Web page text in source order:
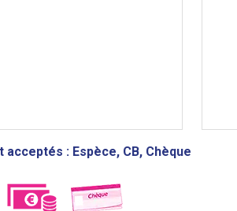
: Espèce, CB, Chèque